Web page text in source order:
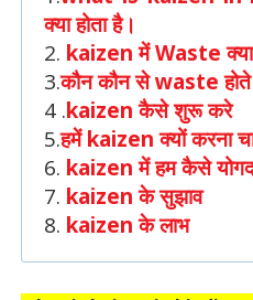
क्या होता है।
2. kaizen में Waste क्या
3.कौन कौन से waste
4 .kaizen कैसे शुरू करे
5.हमें kaizen क्यों करना
6. kaizen में हम कैसे
7. kaizen के सुझाव
8. kaizen के लाभ